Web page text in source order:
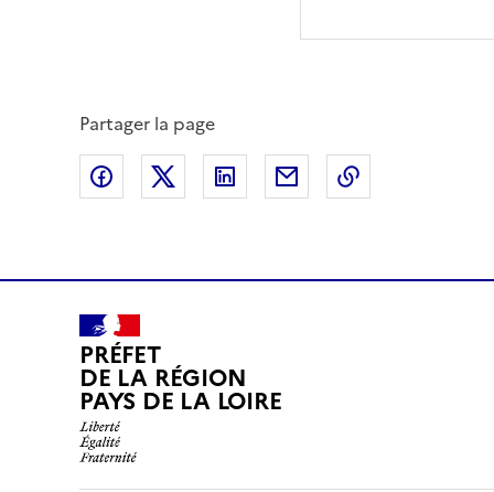
Partager la page
Partager sur Facebook
Partager sur X (anciennement Twitter)
Partager sur LinkedIn
Partager par email
PRÉFET
DE LA RÉGION
PAYS DE LA LOIRE